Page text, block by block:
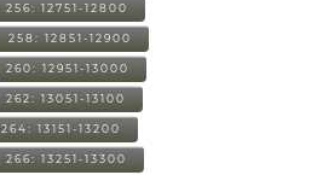
256: 12751-12800
258: 12851-12900
260: 12951-13000
262: 13051-13100
264: 13151-13200
266: 13251-13300